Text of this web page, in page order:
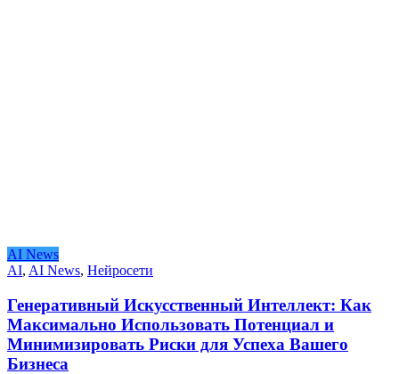
AI News
AI, AI News, Нейросети
Генеративный Искусственный Интеллект: Как
Максимально Использовать Потенциал и
Минимизировать Риски для Успеха Вашего
Бизнеса